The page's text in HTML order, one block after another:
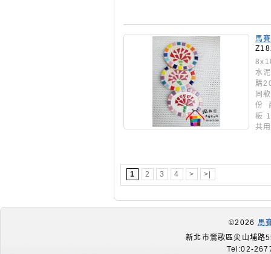
馬
包(
水
購
同
份
板
共
1 2 3 4 > >|
©2026 馬
新北市鶯歌區尖山埔路
Tel:02-